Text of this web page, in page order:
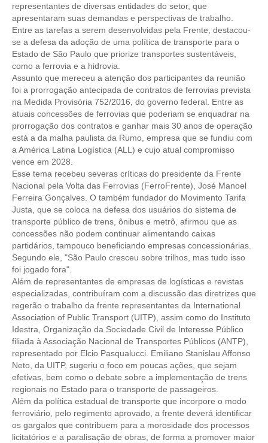
JURÍDICO
CONSULTORIA
ACORDOS, CONVENÇÕES E DISSÍDIOS
CONTRIBUIÇÕES
CONTRIBUIÇÃO ASSISTENCIAL
CONTRIBUIÇÃO ASSOCIATIVA OU ANUIDADE DE SÓCIO
CONTRIBUIÇÃO SINDICAL URBANA
REVISÃO DE APOSENTADORIA
FGTS EXPURGOS
FGTS CORREÇÃO
LEGISLAÇÃO
LEI 4.950-A/1966 – PISO SALARIAL
LEI 5.194/1966 – REGULAMENTAÇÃO DA PROFISSÃO
LEI 6.496/1977 – ART
RES 1.002/2002 – CÓDIGO DE ÉTICA
HOMOLOGAÇÕES
PISO SALARIAL
FIQUE POR DENTRO
representantes de diversas entidades do setor, que
apresentaram suas demandas e perspectivas de trabalho.
Entre as tarefas a serem desenvolvidas pela Frente, destacou-
se a defesa da adoção de uma política de transporte para o
Estado de São Paulo que priorize transportes sustentáveis,
como a ferrovia e a hidrovia.
Assunto que mereceu a atenção dos participantes da reunião
foi a prorrogação antecipada de contratos de ferrovias prevista
na Medida Provisória 752/2016, do governo federal. Entre as
atuais concessões de ferrovias que poderiam se enquadrar na
prorrogação dos contratos e ganhar mais 30 anos de operação
está a da malha paulista da Rumo, empresa que se fundiu com
a América Latina Logística (ALL) e cujo atual compromisso
vence em 2028.
Esse tema recebeu severas críticas do presidente da Frente
Nacional pela Volta das Ferrovias (FerroFrente), José Manoel
Ferreira Gonçalves. O também fundador do Movimento Tarifa
Justa, que se coloca na defesa dos usuários do sistema de
transporte público de trens, ônibus e metrô, afirmou que as
concessões não podem continuar alimentando caixas
partidários, tampouco beneficiando empresas concessionárias.
Segundo ele, "São Paulo cresceu sobre trilhos, mas tudo isso
foi jogado fora".
Além de representantes de empresas de logísticas e revistas
especializadas, contribuíram com a discussão das diretrizes que
regerão o trabalho da frente representantes da International
Association of Public Transport (UITP), assim como do Instituto
Idestra, Organização da Sociedade Civil de Interesse Público
filiada à Associação Nacional de Transportes Públicos (ANTP),
representado por Elcio Pasqualucci. Emiliano Stanislau Affonso
Neto, da UITP, sugeriu o foco em poucas ações, que sejam
efetivas, bem como o debate sobre a implementação de trens
regionais no Estado para o transporte de passageiros.
Além da política estadual de transporte que incorpore o modo
ferroviário, pelo regimento aprovado, a frente deverá identificar
os gargalos que contribuem para a morosidade dos processos
licitatórios e a paralisação de obras, de forma a promover maior